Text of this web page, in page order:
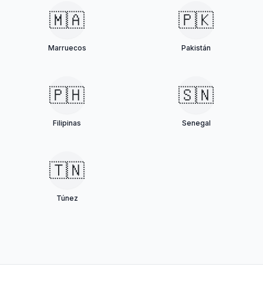
🇲🇦
Marruecos
🇵🇰
Pakistán
🇵🇭
Filipinas
🇸🇳
Senegal
🇹🇳
Túnez